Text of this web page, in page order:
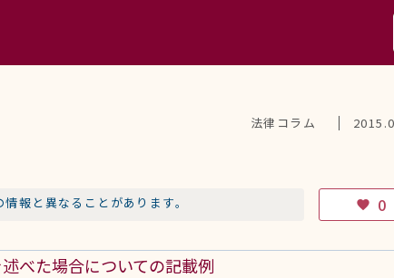
法律コラム
報と異なることがあります。 favorite 0
べた場合についての記載例